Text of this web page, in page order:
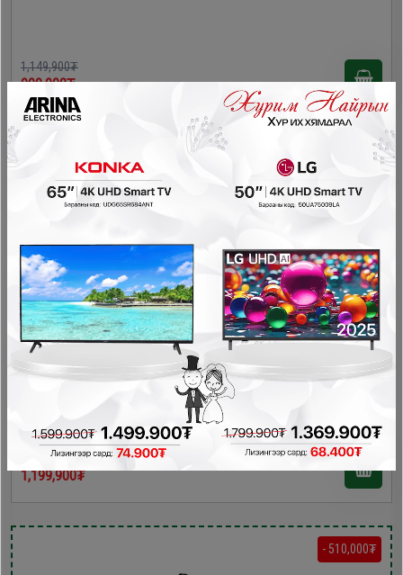
1,149,900₮
999,900₮
- 150,000₮
Tineco Pure One S15 Pro тоос сорогч
Ухаалаг тоос сорогч
1,349,900₮
1,199,900₮
- 510,000₮